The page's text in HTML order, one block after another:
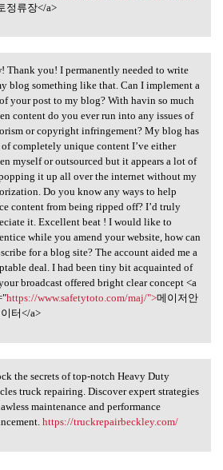
정류장</a>
Thank you! I permanently
Thank you! I permanently needed to write
blog something like that. Can I implement a
your post to my blog? With havin so much
content do you ever run into any issues of
or copyright infringement? My blog has
completely unique content I’ve either
myself or outsourced but it appears a lot of
it up all over the internet without my
Do you know any ways to help
content from being ripped off? I’d truly
it. Excellent beat ! I would like to
while you amend your website, how can
for a blog site? The account aided me a
deal. I had been tiny bit acquainted of
broadcast offered bright clear concept <a
https://www.safetytoto.com/maj/">메이저안
터</a>
the secrets of top
the secrets of top-notch Heavy Duty
truck repairing. Discover expert strategies
maintenance and performance
https://truckrepairbeckley.com/